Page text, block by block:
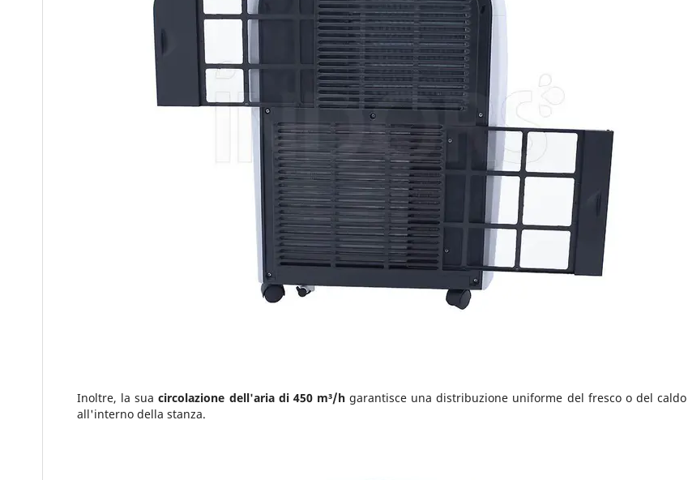
Inoltre, la suacircolazione dell'aria di 450 m³/hgarantisce una distribuzione uniforme del fresco o del caldo
all'interno della stanza.